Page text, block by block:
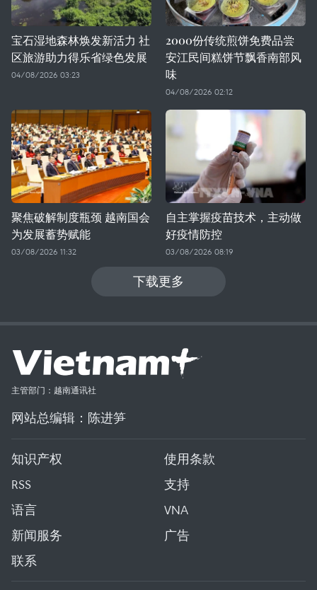
宝石湿地森林焕发新活力 社
区旅游助力得乐省绿色发展
04/08/2026 03:23
2000份传统煎饼免费品尝
安江民间糕饼节飘香南部风
味
04/08/2026 02:12
聚焦破解制度瓶颈 越南国会
为发展蓄势赋能
03/08/2026 11:32
自主掌握疫苗技术，主动做
好疫情防控
03/08/2026 08:19
下载更多
主管部门：越南通讯社
网站总编辑：陈进笋
知识产权
使用条款
RSS
支持
语言
VNA
新闻服务
广告
联系